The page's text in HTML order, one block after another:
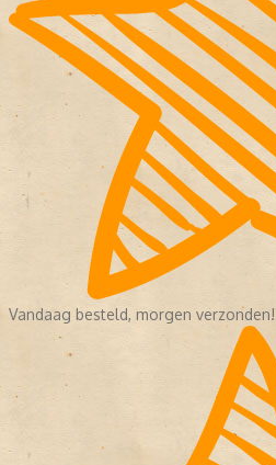
Vandaag besteld, morgen verzonden!